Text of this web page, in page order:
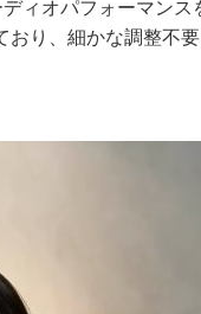
ィオパフォーマンス
おり、細かな調整不